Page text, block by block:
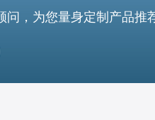
问，为您量身定制产品推